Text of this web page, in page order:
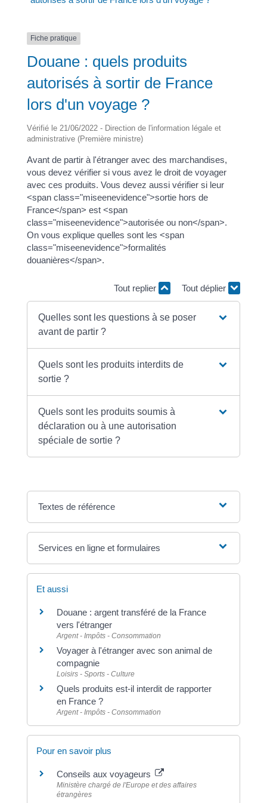
Fiche pratique
Douane : quels produits
autorisés à sortir de France
lors d'un voyage ?
Vérifié le 21/06/2022 - Direction de l'information légale et
administrative (Première ministre)
Avant de partir à l'étranger avec des marchandises,
vous devez vérifier si vous avez le droit de voyager
avec ces produits. Vous devez aussi vérifier si leur
<span class="miseenevidence">sortie hors de
France</span> est <span
class="miseenevidence">autorisée ou non</span>.
On vous explique quelles sont les <span
class="miseenevidence">formalités
douanières</span>.
Tout replier Tout déplier
Quelles sont les questions à se poser
avant de partir ?
Quels sont les produits interdits de
sortie ?
Quels sont les produits soumis à
déclaration ou à une autorisation
spéciale de sortie ?
Textes de référence
Services en ligne et formulaires
Et aussi
Douane : argent transféré de la France
vers l'étranger
Argent - Impôts - Consommation
Voyager à l'étranger avec son animal de
compagnie
Loisirs - Sports - Culture
Quels produits est-il interdit de rapporter
en France ?
Argent - Impôts - Consommation
Pour en savoir plus
Conseils aux voyageurs
Ministère chargé de l'Europe et des affaires
étrangères